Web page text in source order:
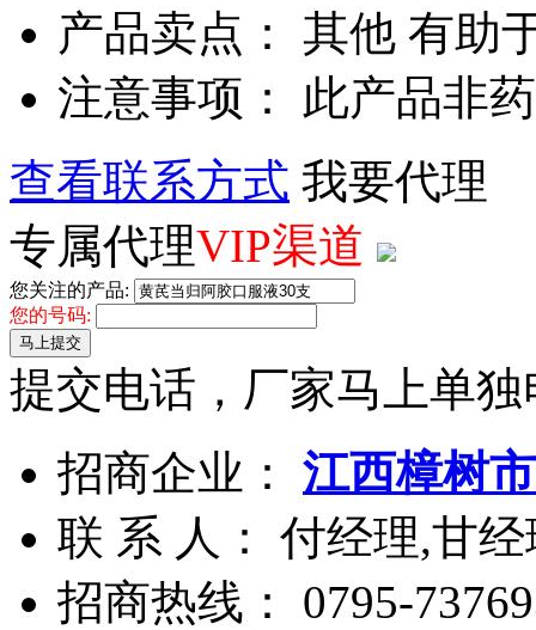
产品卖点： 其他 有助
注意事项： 此产品非
查看联系方式 我要代理
专属代理VIP渠道
您关注的产品:
您的号码:
马上提交
提交电话，厂家马上单
招商企业： 江西樟树
联 系 人： 付经理,甘
招商热线： 0795-